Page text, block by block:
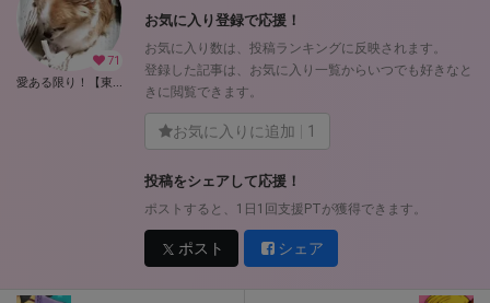
71
愛ある限り！【東愛】 (東愛)
お気に入り登録で応援！
お気に入り数は、投稿ランキングに反映されます。
登録した記事は、お気に入り一覧からいつでも好きなと
きに閲覧できます。
お気に入りに追加 1
投稿をシェアして応援！
ポストすると、1日1回支援PTが獲得できます。
ポスト シェア